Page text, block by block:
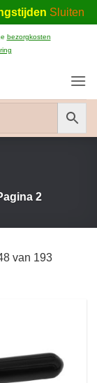
Sluiten
bezorgkosten
2
van 193